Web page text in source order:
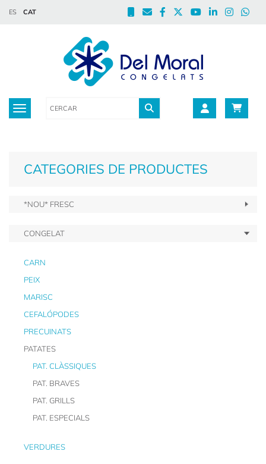
ES CAT
Toggle navigation
CATEGORIES DE PRODUCTES
*NOU* FRESC
CONGELAT
CARN
PEIX
MARISC
CEFALÓPODES
PRECUINATS
PATATES
PAT. CLÀSSIQUES
PAT. BRAVES
PAT. GRILLS
PAT. ESPECIALS
VERDURES